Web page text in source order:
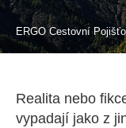
ERGO Cestovní
Realita nebo
vypadají jako z